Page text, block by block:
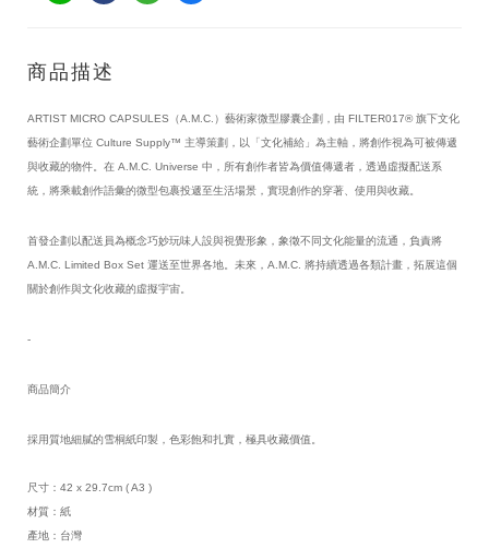
商品描述
ARTIST MICRO CAPSULES（A.M.C.）藝術家微型膠囊企劃，由 FILTER017® 旗下文化
藝術企劃單位 Culture Supply™ 主導策劃，以「文化補給」為主軸，將創作視為可被傳遞
與收藏的物件。在 A.M.C. Universe 中，所有創作者皆為價值傳遞者，透過虛擬配送系
統，將乘載創作語彙的微型包裹投遞至生活場景，實現創作的穿著、使用與收藏。
首發企劃以配送員為概念巧妙玩味人設與視覺形象，象徵不同文化能量的流通，負責將
A.M.C. Limited Box Set 運送至世界各地。未來，A.M.C. 將持續透過各類計畫，拓展這個
關於創作與文化收藏的虛擬宇宙。
-
商品簡介
採用質地細膩的雪桐紙印製，色彩飽和扎實，極具收藏價值。
尺寸：42 x 29.7cm ( A3 )
材質：紙
產地：台灣